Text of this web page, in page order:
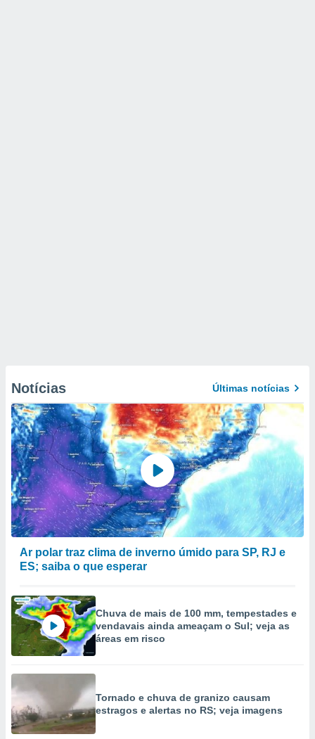
Notícias Últimas notícias
Ar polar traz clima de inverno úmido para SP, RJ e
ES; saiba o que esperar
Chuva de mais de 100 mm, tempestades e
vendavais ainda ameaçam o Sul; veja as
áreas em risco
Tornado e chuva de granizo causam
estragos e alertas no RS; veja imagens